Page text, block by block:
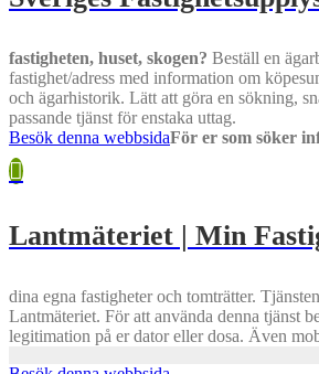
fastigheten, huset, skogen? Beställ en
fastighet/adress med information om
och ägarhistorik. Lätt att göra en sökning,
passande tjänst för enstaka uttag.
Besök denna webbsida
Lantmäteriet | Min
För er som söker
dina egna fastigheter och tomträtter.
Lantmäteriet. För att använda denna tjänst
legitimation på er dator eller dosa. Även